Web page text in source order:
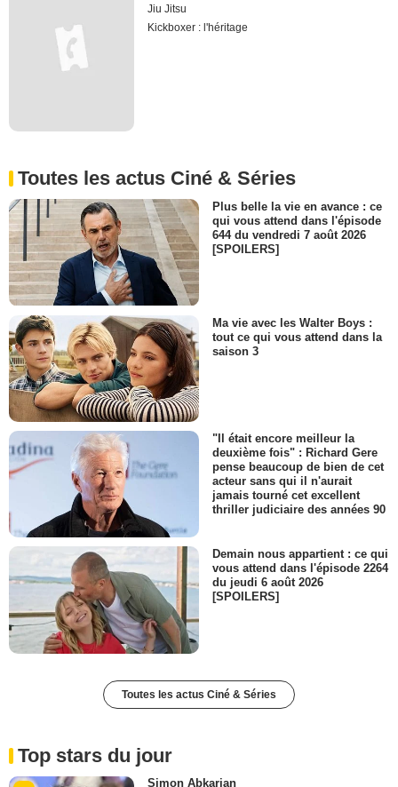
Jiu Jitsu
Kickboxer : l'héritage
Toutes les actus Ciné & Séries
Plus belle la vie en avance : ce
qui vous attend dans l'épisode
644 du vendredi 7 août 2026
[SPOILERS]
Ma vie avec les Walter Boys :
tout ce qui vous attend dans la
saison 3
"Il était encore meilleur la
deuxième fois" : Richard Gere
pense beaucoup de bien de cet
acteur sans qui il n'aurait
jamais tourné cet excellent
thriller judiciaire des années 90
Demain nous appartient : ce qui
vous attend dans l'épisode 2264
du jeudi 6 août 2026
[SPOILERS]
Toutes les actus Ciné & Séries
Top stars du jour
Simon Abkarian